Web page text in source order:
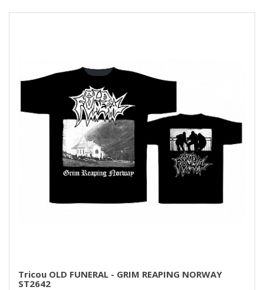
Tricou OLD FUNERAL - GRIM REAPING NORWAY
ST2642